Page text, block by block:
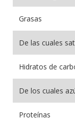
Grasas
De las cuales
Hidratos de
De los cuales
Proteínas